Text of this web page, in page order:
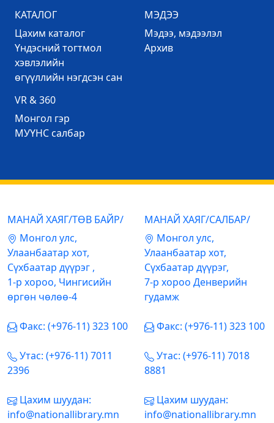
КАТАЛОГ
Цахим каталог
Үндэсний тогтмол
хэвлэлийн
өгүүллийн нэгдсэн сан
МЭДЭЭ
Mэдээ, мэдээлэл
Архив
VR & 360
Mонгол гэр
МУҮНС салбар
МАНАЙ ХАЯГ/ТӨВ БАЙР/
Mонгол улс,
Улаанбаатар хот,
Сүхбаатар дүүрэг ,
1-р хороо, Чингисийн
өргөн чөлөө-4
Факс: (+976-11) 323 100
Утас: (+976-11) 7011
2396
Цахим шуудан:
info@nationallibrary.mn
МАНАЙ ХАЯГ/САЛБАР/
Mонгол улс,
Улаанбаатар хот,
Сүхбаатар дүүрэг,
7-р хороо Денверийн
гудамж
Факс: (+976-11) 323 100
Утас: (+976-11) 7018
8881
Цахим шуудан:
info@nationallibrary.mn